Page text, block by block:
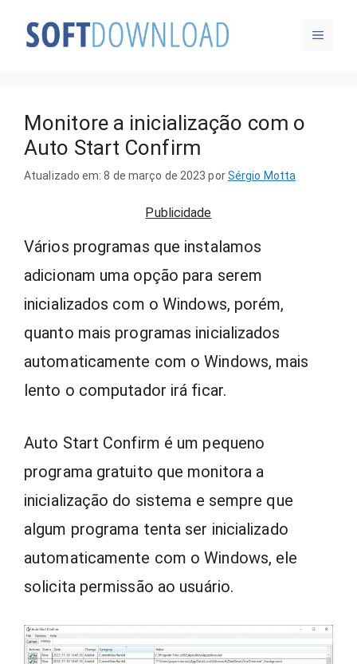
para
MENU
Monitore a inicialização com o
Auto Start Confirm
Atualizado em: 8 de março de 2023 porSérgio Motta
Publicidade
Vários programas que instalamos
adicionam uma opção para serem
inicializados com o Windows, porém,
quanto mais programas inicializados
automaticamente com o Windows, mais
lento o computador irá ficar.
Auto Start Confirm é um pequeno
programa gratuito que monitora a
inicialização do sistema e sempre que
algum programa tenta ser inicializado
automaticamente com o Windows, ele
solicita permissão ao usuário.